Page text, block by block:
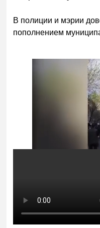
В полиции и мэрии
пополнением